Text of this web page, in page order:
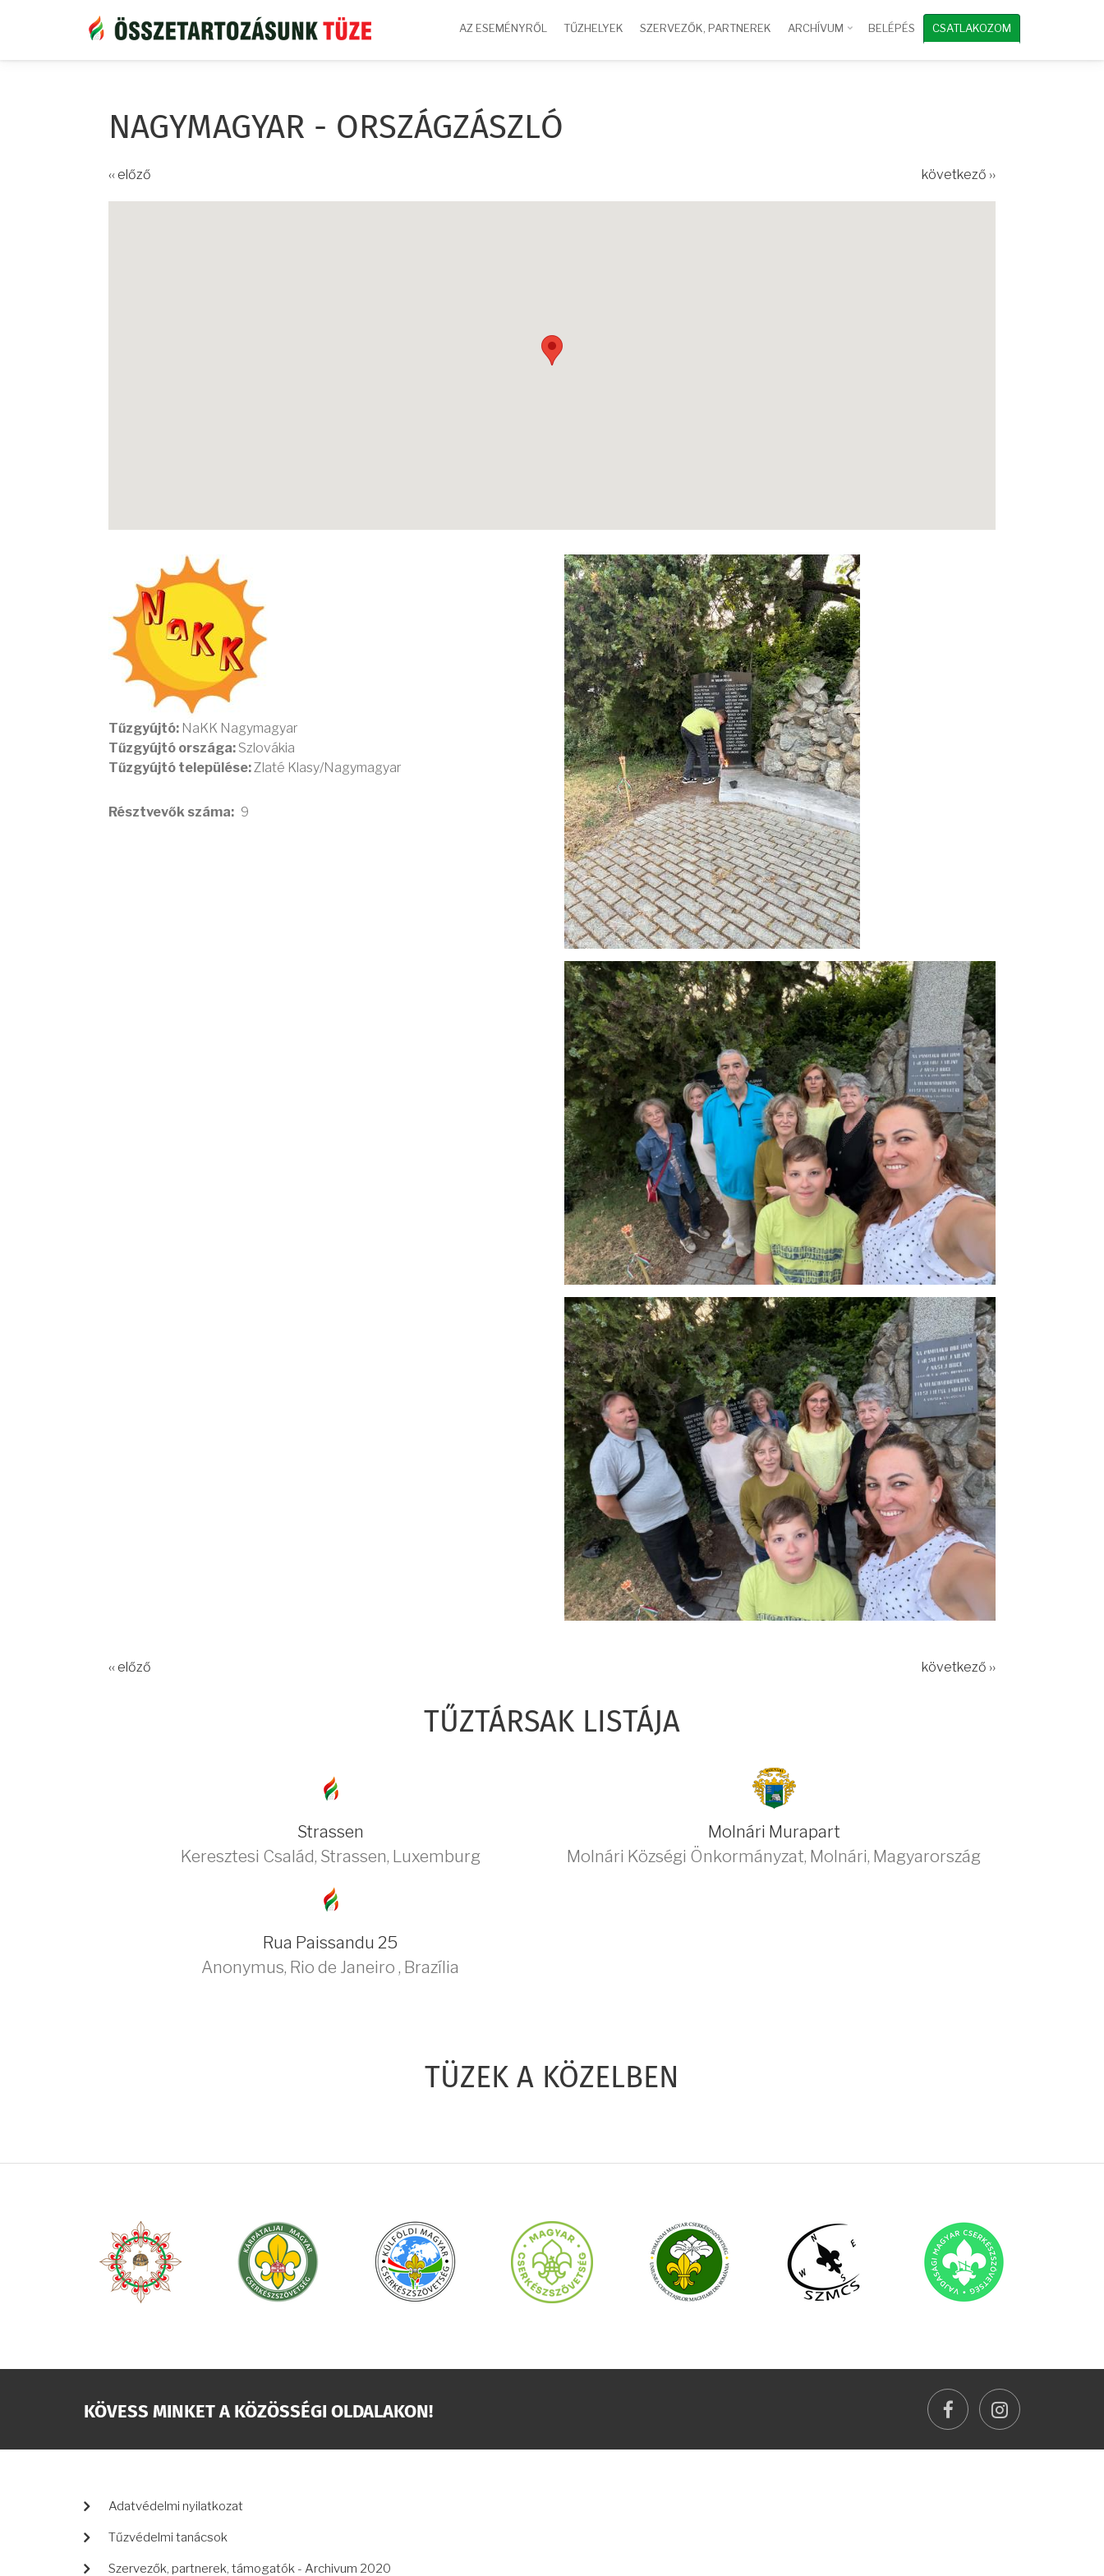
AZ ESEMÉNYRŐL TŰZHELYEK SZERVEZŐK, PARTNEREK ARCHÍVUM BELÉPÉS CSATLAKOZOM
NAGYMAGYAR - ORSZÁGZÁSZLÓ
‹‹ előző következő ››
Tűzgyújtó: NaKK Nagymagyar
Tűzgyújtó országa: Szlovákia
Tűzgyújtó települése:Zlaté Klasy/Nagymagyar
Résztvevők száma 9
‹‹ előző következő ››
TŰZTÁRSAK LISTÁJA
Strassen
Keresztesi Család, Strassen, Luxemburg
Molnári Murapart
Molnári Községi Önkormányzat, Molnári, Magyarország
Rua Paissandu 25
Anonymus, Rio de Janeiro , Brazília
TÜZEK A KÖZELBEN
KÖVESS MINKET A KÖZÖSSÉGI OLDALAKON! facebookinstagram
LÁBLÉC
Adatvédelmi nyilatkozat
Tűzvédelmi tanácsok
Szervezők, partnerek, támogatók - Archivum 2020